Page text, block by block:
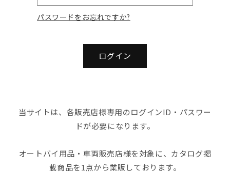
パスワードをお忘れですか?
ログイン
当サイトは、各販売店様専用のログインID・パスワー
ドが必要になります。
オートバイ用品・車両販売店様を対象に、カタログ掲
載商品を1点から業販しております。